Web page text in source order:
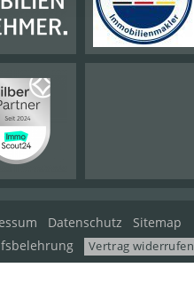
Datenschutz
Sitemap
Vertrag widerrufen